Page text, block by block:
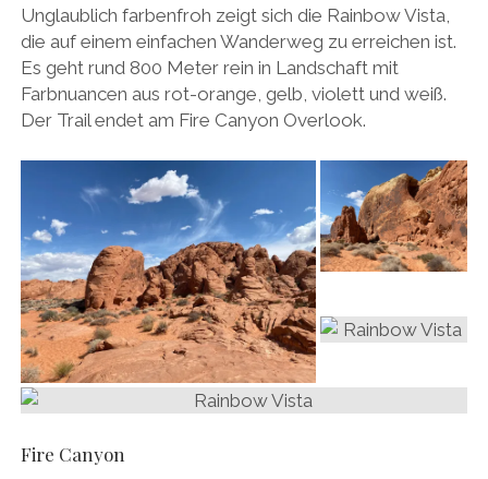
Unglaublich farbenfroh zeigt sich die Rainbow Vista,
die auf einem einfachen Wanderweg zu erreichen ist.
Es geht rund 800 Meter rein in Landschaft mit
Farbnuancen aus rot-orange, gelb, violett und weiß.
Der Trail endet am Fire Canyon Overlook.
Fire Canyon